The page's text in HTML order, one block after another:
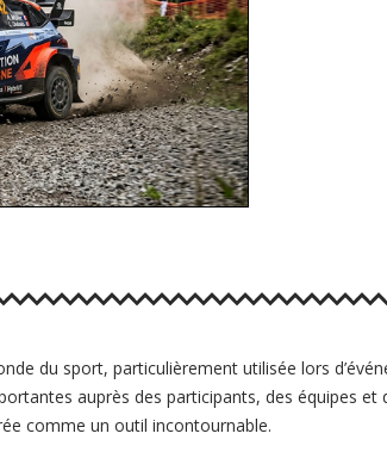
du sport, particulièrement utilisée lors
auprès des participants, des équipes
comme un outil incontournable.